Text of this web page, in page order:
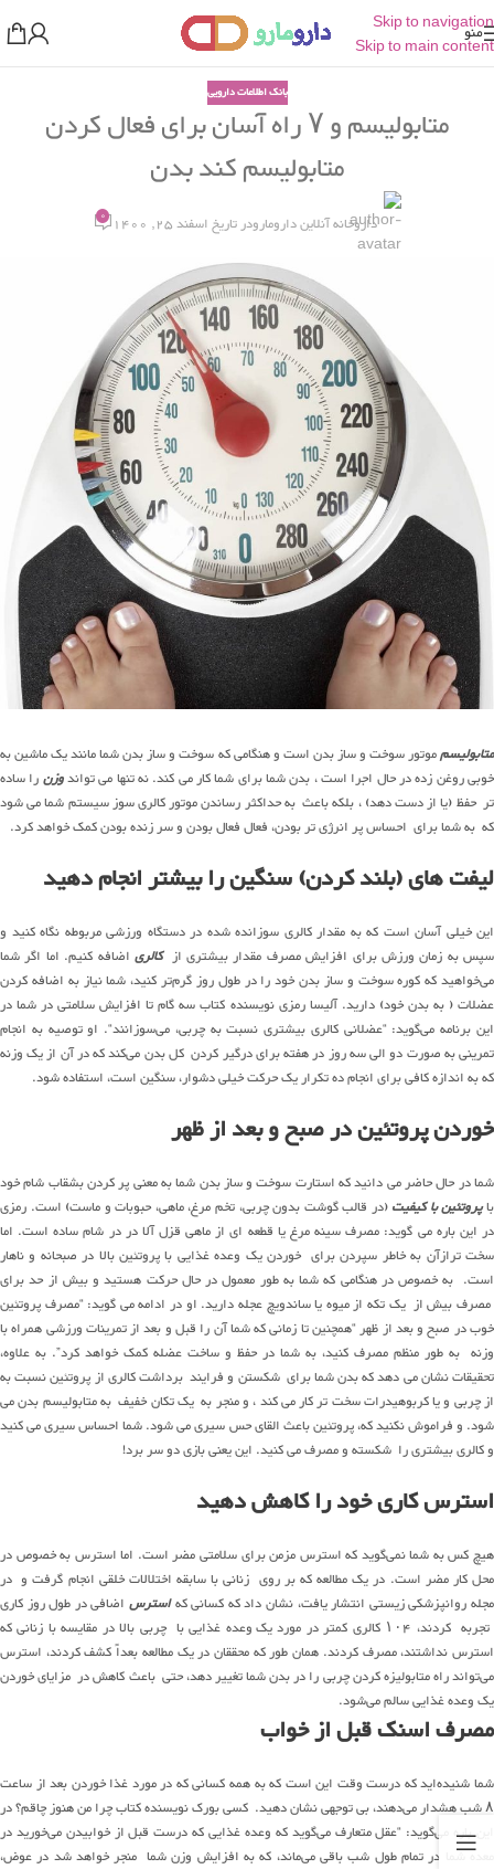
Skip to navigation
Skip to main content
منو
بانک اطلاعات دارویی
متابولیسم و ۷ راه آسان برای فعال کردن
متابولیسم کند بدن
داروخانه آنلاین دارومارودر تاریخ اسفند 25, 1400 0
متابولیسمموتور سوخت و ساز بدن است و هنگامی که سوخت و ساز بدن شما مانند یک ماشین به
خوبی روغن زده در حال اجرا است ، بدن شما برای شما کار می کند. نه تنها می تواندوزنرا ساده
تر حفظ (یا از دست دهد) ، بلکه باعث به حداکثر رساندن موتور کالری سوز سیستم شما می شود
که به شما برای احساس پر انرژی تر بودن، فعال فعال بودن و سر زنده بودن کمک خواهد کرد.
لیفتهای (بلند کردن) سنگین را بیشتر انجام دهید
این خیلی آسان است که به مقدار کالری سوزانده شده در دستگاه ورزشی مربوطه نگاه کنید و
سپس به زمان ورزش برای افزایش مصرف مقدار بیشتری ازکالری اضافه کنیم. اما اگر شما
می‌خواهیدکه کورهسوخت وسازبدن خود را در طول روزگرم‌ترکنید، شما نیازبه اضافهکردن
عضلات ( به بدن خود) دارید. آلیسا رمزی نویسنده کتابسه گامتا افزایش سلامتی در شما در
این برنامه می‌گوید: “عضلانی کالری بیشتری نسبت به چربی، می‌سوزانند“. او توصیه به انجام
تمرینیبهصورتدوالیسهروز در هفته برای درگیر کردن کل بدنمی‌کندکه در آن ازیکوزنه
کهبهاندازهکافی برای انجامدهتکراریکحرکت خیلی دشوار، سنگین است، استفاده شود.
خوردن پروتئین در صبح وبعدازظهر
شما در حال حاضر می دانید که استارت سوخت و ساز بدن شما به معنی پر کردن بشقاب شام خود
باپروتئین با کیفیت(در قالب گوشت بدون چربی، تخم مرغ، ماهی، حبوبات و ماست) است. رمزی
در این باره می گوید: مصرف سینه مرغ یا قطعه ای از ماهی قزل آلا در در شام ساده است. اما
سخت ترازآن به خاطر سپردن برای خوردن یک وعده غذایی با پروتئین بالا در صبحانه و ناهار
است. به خصوص در هنگامی که شما به طور معمول در حال حرکت هستید و بیش از حد برای
مصرف بیش از یک تکه از میوه یا ساندویچ عجله دارید. او در ادامه می گوید: “مصرف پروتئین
خوب در صبح و بعد از ظهر “همچنین تا زمانی که شما آن را قبل و بعد از تمرینات ورزشی همراه با
وزنه به طور منظم مصرف کنید، به شما در حفظ و ساخت عضله کمک خواهد کرد”. به علاوه،
تحقیقات نشان می دهد که بدن شما برای شکستن و فرایند برداشت کالری از پروتئین نسبت به
از چربی و یا کربوهیدرات سخت تر کار می کند ، و منجر به یک تکان خفیف به متابولیسم بدن می
شود. و فراموش نکنید که، پروتئین باعث القای حس سیری می شود. شما احساس سیری می کنید
و کالری بیشتری را شکسته و مصرف می کنید. این یعنی بازی دو سر برد!
استرس کاری خود را کاهش دهید
هیچکسبه شمانمی‌گویدکه استرس مزمن برای سلامتی مضر است. اما استرسبهخصوصدر
محل کار مضر است. دریکمطالعه که بر روی زنانیباسابقهاختلالات خلقی انجام گرفت و در
مجلهروانپزشکیزیستی انتشار یافت، نشان داد که کسانی کهاسترس اضافی در طول روز کاری
تجربه کردند، ۱۰۴ کالری کمتر در موردیکوعده غذایی با چربی بالا در مقایسه با زنانی که
استرس نداشتند،مصرفکردند. همان طورکه محققان دریکمطالعهبعداًکشف کردند، استرس
می‌تواندراهمتابولیزهکردن چربی را در بدن شما تغییر دهد، حتی باعث کاهش در مزایای خوردن
یکوعده غذایی سالممی‌شود.
مصرف اسنک قبل از خواب
شماشنیده‌ایدکه درست وقت این است که بههمهکسانیکه در مورد غذا خوردن بعد از ساعت
۸شب هشدارمی‌دهند،بیتوجهینشان دهید. کسیبورکنویسنده کتاب چرا من هنوز چاقم؟در
باره می‌گوید: “عقل متعارفمی‌گویدکه وعده غذایی که درست قبل از خوابیدنمی‌خوریددر
معده شما در تمام طول شب باقیمی‌ماند، که به افزایش وزن شما منجر خواهد شد در عوض،